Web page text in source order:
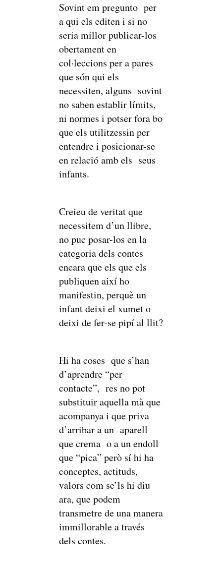
Sovint em pregunto per
a qui els editen i si no
seria millor publicar-los
obertament en
col·leccions per a pares
que són qui els
necessiten, alguns sovint
no saben establir límits,
ni normes i potser fora bo
que els utilitzessin per
entendre i posicionar-se
en relació amb els seus
infants.
Creieu de veritat que
necessitem d’un llibre,
no puc posar-los en la
categoria dels contes
encara que els que els
publiquen així ho
manifestin, perquè un
infant deixi el xumet o
deixi de fer-se pipí al llit?
Hi ha coses que s’han
d’aprendre “per
contacte”, res no pot
substituir aquella mà que
acompanya i que priva
d’arribar a un aparell
que crema o a un endoll
que “pica” però sí hi ha
conceptes, actituds,
valors com se’ls hi diu
ara, que podem
transmetre de una manera
immillorable a través
dels contes.